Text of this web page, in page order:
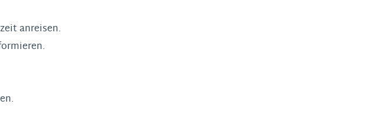
anreisen.